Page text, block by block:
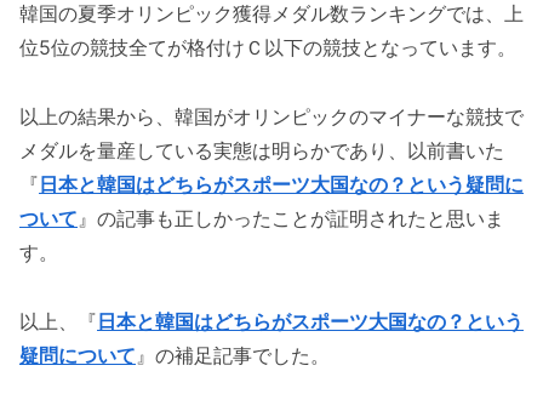
韓国の夏季オリンピック獲得メダル数ランキングでは、上
位5位の競技全てが格付けＣ以下の競技となっています。
以上の結果から、韓国がオリンピックのマイナーな競技で
メダルを量産している実態は明らかであり、以前書いた
『日本と韓国はどちらがスポーツ大国なの？という疑問に
ついて 』の記事も正しかったことが証明されたと思いま
す。
以上、『日本と韓国はどちらがスポーツ大国なの？という
疑問について 』の補足記事でした。